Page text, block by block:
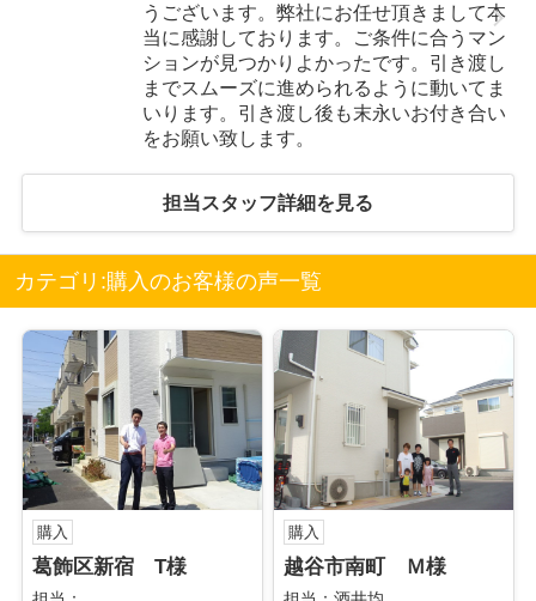
うございます。弊社にお任せ頂きまして本
当に感謝しております。ご条件に合うマン
ションが見つかりよかったです。引き渡し
までスムーズに進められるように動いてま
いります。引き渡し後も末永いお付き合い
をお願い致します。
担当スタッフ詳細を見る
カテゴリ:購入のお客様の声一覧
購入
葛飾区新宿 T様
購入
越谷市南町 Ｍ様